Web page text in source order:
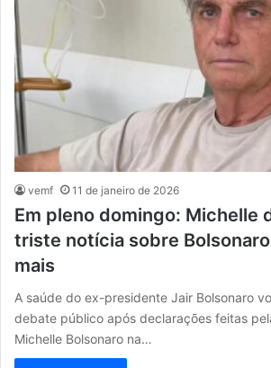
vemf 11 de janeiro de 2026
Em pleno domingo: Michelle
triste notícia sobre
mais
A saúde do ex-presidente Jair Bolsonaro
debate público após declarações feitas
Michelle Bolsonaro na…